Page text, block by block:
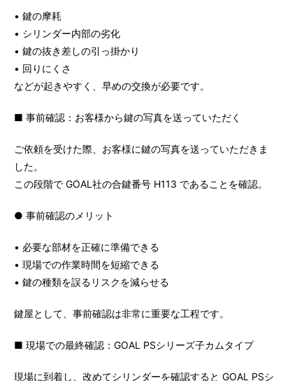
• 鍵の摩耗
• シリンダー内部の劣化
• 鍵の抜き差しの引っ掛かり
• 回りにくさ
などが起きやすく、早めの交換が必要です。
■ 事前確認：お客様から鍵の写真を送っていただく
ご依頼を受けた際、お客様に鍵の写真を送っていただきま
した。
この段階で GOAL社の合鍵番号 H113 であることを確認。
● 事前確認のメリット
• 必要な部材を正確に準備できる
• 現場での作業時間を短縮できる
• 鍵の種類を誤るリスクを減らせる
鍵屋として、事前確認は非常に重要な工程です。
■ 現場での最終確認：GOAL PSシリーズ子カムタイプ
現場に到着し、改めてシリンダーを確認すると GOAL PSシ